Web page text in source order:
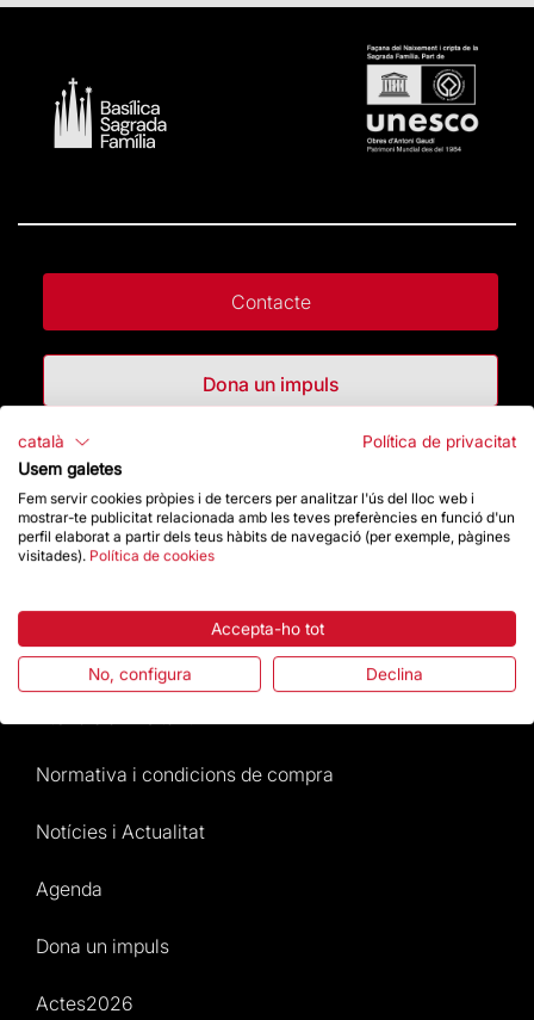
Contacte
Dona un impuls
Destacats
Preguntes freqüents
Normativa i condicions de compra
Notícies i Actualitat
Agenda
Dona un impuls
Actes2026
català
Política de privacitat
Usem galetes
Fem servir cookies pròpies i de tercers per analitzar l'ús del lloc web i
mostrar-te publicitat relacionada amb les teves preferències en funció d'un
perfil elaborat a partir dels teus hàbits de navegació (per exemple, pàgines
visitades). Política de cookies
Accepta-ho tot
No, configura Declina